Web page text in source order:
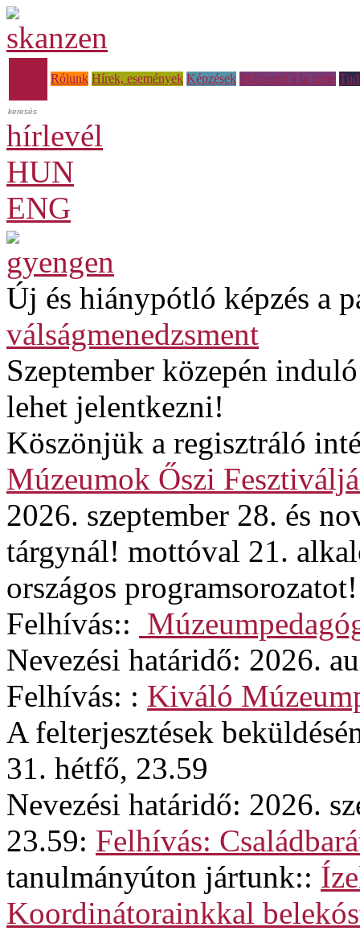
Rólunk Hírek, események Képzések Múzeumi à la carte
hírlevél
HUN
ENG
Új és hiánypótló képzés a
válságmenedzsment
Szeptember közepén
lehet jelentkezni!
Köszönjük a regisztráló
Múzeumok Őszi
2026. szeptember 28. és
tárgynál! mottóval 21.
országos programsorozatot!
Felhívás::
Nevezési határidő: 2026.
Felhívás: : Kiváló
A felterjesztések
31. hétfő, 23.59
Nevezési határidő: 2026.
23.59: Felhívás:
tanulmányúton jártunk::
Koordinátorainkkal